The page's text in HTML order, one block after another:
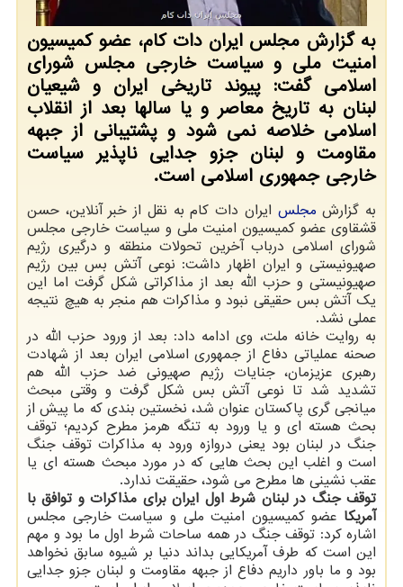
به گزارش مجلس ایران دات کام، عضو کمیسیون
امنیت ملی و سیاست خارجی مجلس شورای
اسلامی گفت: پیوند تاریخی ایران و شیعیان
لبنان به تاریخ معاصر و یا سالها بعد از انقلاب
اسلامی خلاصه نمی شود و پشتیبانی از جبهه
مقاومت و لبنان جزو جدایی ناپذیر سیاست
خارجی جمهوری اسلامی است.
به گزارش مجلس ایران دات کام به نقل از خبر آنلاین، حسن
قشقاوی عضو کمیسیون امنیت ملی و سیاست خارجی مجلس
شورای اسلامی درباب آخرین تحولات منطقه و درگیری رژیم
صهیونیستی و ایران اظهار داشت: نوعی آتش بس بین رژیم
صهیونیستی و حزب الله بعد از مذاکراتی شکل گرفت اما این
یک آتش بس حقیقی نبود و مذاکرات هم منجر به هیچ نتیجه
عملی نشد.
به روایت خانه ملت، وی ادامه داد: بعد از ورود حزب الله در
صحنه عملیاتی دفاع از جمهوری اسلامی ایران بعد از شهادت
رهبری عزیزمان، جنایات رژیم صهیونی ضد حزب الله هم
تشدید شد تا نوعی آتش بس شکل گرفت و وقتی مبحث
میانجی گری پاکستان عنوان شد، نخستین بندی که ما پیش از
بحث هسته ای و یا ورود به تنگه هرمز مطرح کردیم؛ توقف
جنگ در لبنان بود یعنی دروازه ورود به مذاکرات توقف جنگ
است و اغلب این بحث هایی که در مورد مبحث هسته ای یا
عقب نشینی ها مطرح می شود، حقیقت ندارد.
توقف جنگ در لبنان شرط اول ایران برای مذاکرات و توافق با
آمریکا عضو کمیسیون امنیت ملی و سیاست خارجی مجلس
اشاره کرد: توقف جنگ در همه ساحات شرط اول ما بود و مهم
این است که طرف آمریکایی بداند دنیا بر شیوه سابق نخواهد
بود و ما باور داریم دفاع از جبهه مقاومت و لبنان جزو جدایی